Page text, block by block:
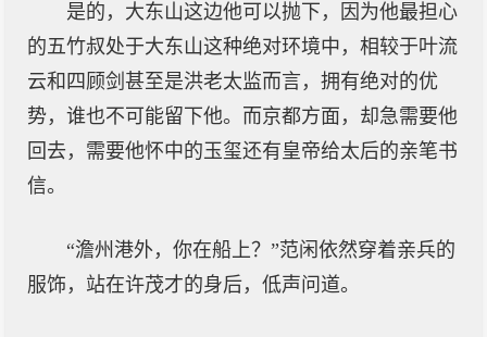
是的，大东山这边他可以抛下，因为他最担心
的五竹叔处于大东山这种绝对环境中，相较于叶流
云和四顾剑甚至是洪老太监而言，拥有绝对的优
势，谁也不可能留下他。而京都方面，却急需要他
回去，需要他怀中的玉玺还有皇帝给太后的亲笔书
信。
“澹州港外，你在船上？”范闲依然穿着亲兵的
服饰，站在许茂才的身后，低声问道。